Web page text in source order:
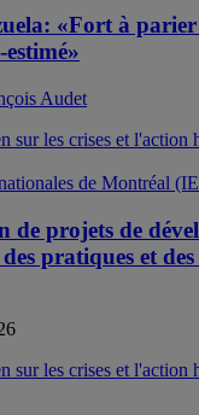
«Fort à
estimé»
Audet
de projets de
pratiques et